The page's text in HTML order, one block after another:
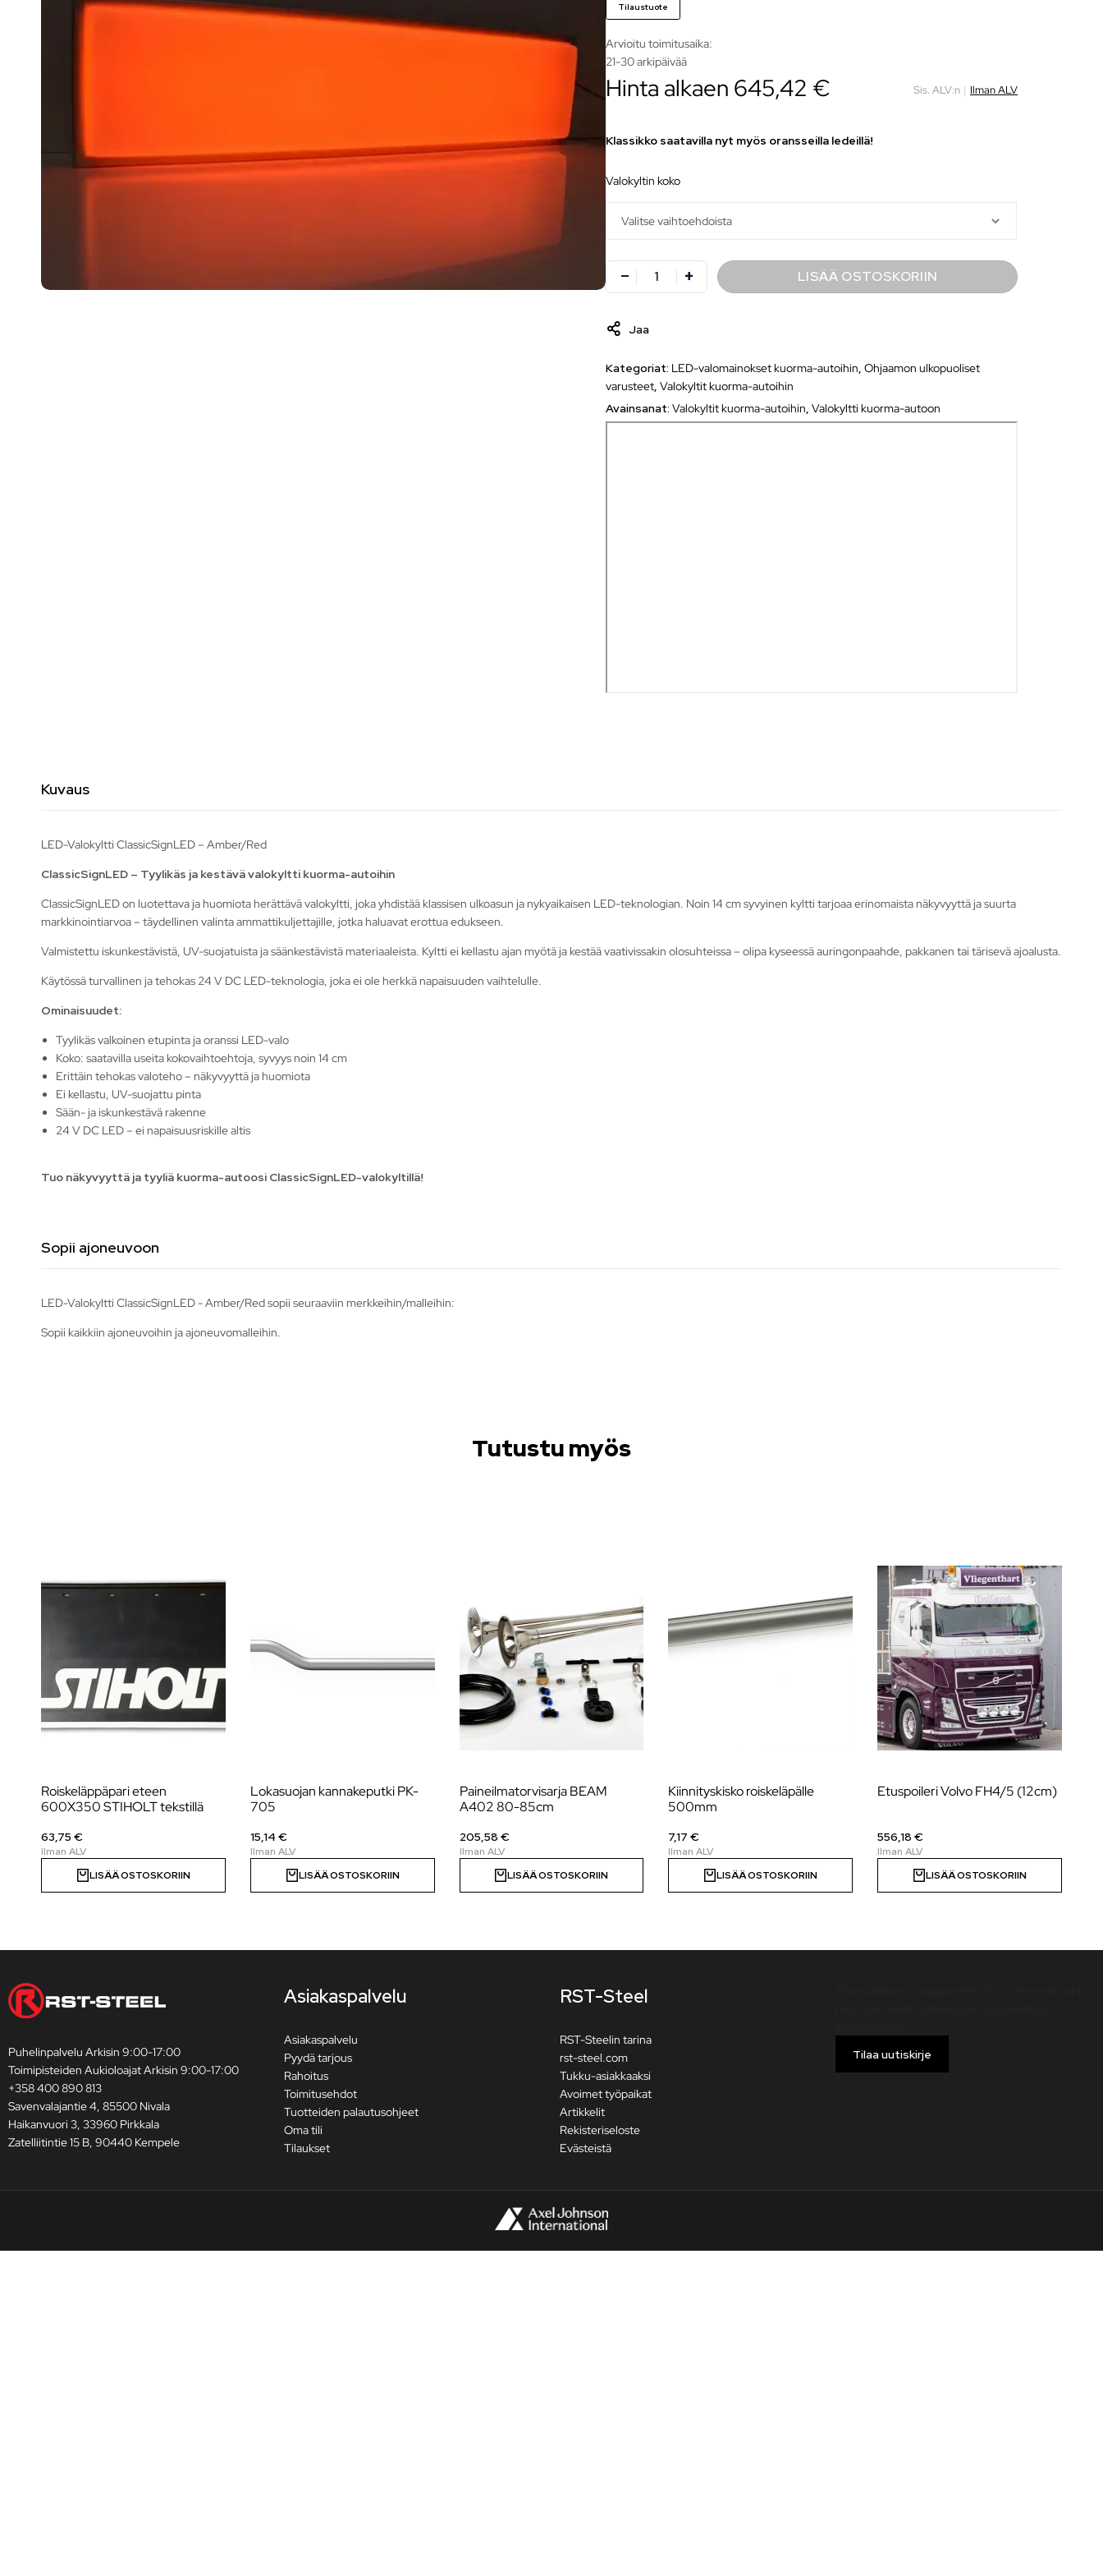
Tilaustuote
Arvioitu toimitusaika:
21-30 arkipäivää
Hinta alkaen 645,42 € Sis. ALV:n | Ilman ALV
Klassikko saatavilla nyt myös oransseilla ledeillä!
valokyltin koko
LISÄÄ OSTOSKORIIN
Jaa
Kategoriat: LED-valomainokset kuorma-autoihin ,Ohjaamon ulkopuoliset
varusteet ,Valokyltit kuorma-autoihin
Avainsanat:Valokyltit kuorma-autoihin ,Valokyltti kuorma-autoon
Kuvaus
LED-Valokyltti ClassicSignLED – Amber/Red
ClassicSignLED – Tyylikäs ja kestävä valokyltti kuorma-autoihin
ClassicSignLED on luotettava ja huomiota herättävä valokyltti, joka yhdistää klassisen ulkoasun ja nykyaikaisen LED-teknologian. Noin 14 cm syvyinen kyltti tarjoaa erinomaista näkyvyyttä ja suurta
markkinointiarvoa – täydellinen valinta ammattikuljettajille, jotka haluavat erottua edukseen.
Valmistettu iskunkestävistä, UV-suojatuista ja säänkestävistä materiaaleista. Kyltti ei kellastu ajan myötä ja kestää vaativissakin olosuhteissa – olipa kyseessä auringonpaahde, pakkanen tai tärisevä ajoalusta.
Käytössä turvallinen ja tehokas 24 V DC LED-teknologia, joka ei ole herkkä napaisuuden vaihtelulle.
Ominaisuudet:
Tyylikäs valkoinen etupinta ja oranssi LED-valo
Koko: saatavilla useita kokovaihtoehtoja, syvyys noin 14 cm
Erittäin tehokas valoteho – näkyvyyttä ja huomiota
Ei kellastu, UV-suojattu pinta
Sään- ja iskunkestävä rakenne
24 V DC LED – ei napaisuusriskille altis
Tuo näkyvyyttä ja tyyliä kuorma-autoosi ClassicSignLED-valokyltillä!
Sopii ajoneuvoon
LED-Valokyltti ClassicSignLED - Amber/Red sopii seuraaviin merkkeihin/malleihin:
Sopii kaikkiin ajoneuvoihin ja ajoneuvomalleihin.
Tutustu myös
Roiskeläppäpari eteen
600X350 STIHOLT tekstillä
63,75 €
LISÄÄ OSTOSKORIIN
Lokasuojan kannakeputki PK-
705
15,14 €
LISÄÄ OSTOSKORIIN
Paineilmatorvisarja BEAM
A402 80-85cm
205,58 €
LISÄÄ OSTOSKORIIN
Kiinnityskisko roiskeläpälle
500mm
7,17 €
LISÄÄ OSTOSKORIIN
Etuspoileri Volvo FH4/5 (12cm)
556,18 €
LISÄÄ OSTOSKORIIN
Puhelinpalvelu Arkisin 9:00-17:00
Toimipisteiden Aukioloajat Arkisin 9:00-17:00
+358 400 890 813
Savenvalajantie 4, 85500 Nivala
Haikanvuori 3, 33960 Pirkkala
Zatelliitintie 15 B, 90440 Kempele
Asiakaspalvelu
Asiakaspalvelu
Pyydä tarjous
Rahoitus
Toimitusehdot
Tuotteiden palautusohjeet
Oma tili
Tilaukset
RST-Steel
RST-Steelin tarina
rst-steel.com
Tukku-asiakkaaksi
Avoimet työpaikat
Artikkelit
Rekisteriseloste
Evästeistä
Tilaa uutiskirje